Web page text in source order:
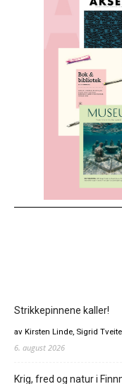
Strikkepinnene kaller!
av Kirsten Linde, Sigrid
6. august 2026
Krig, fred og natur i